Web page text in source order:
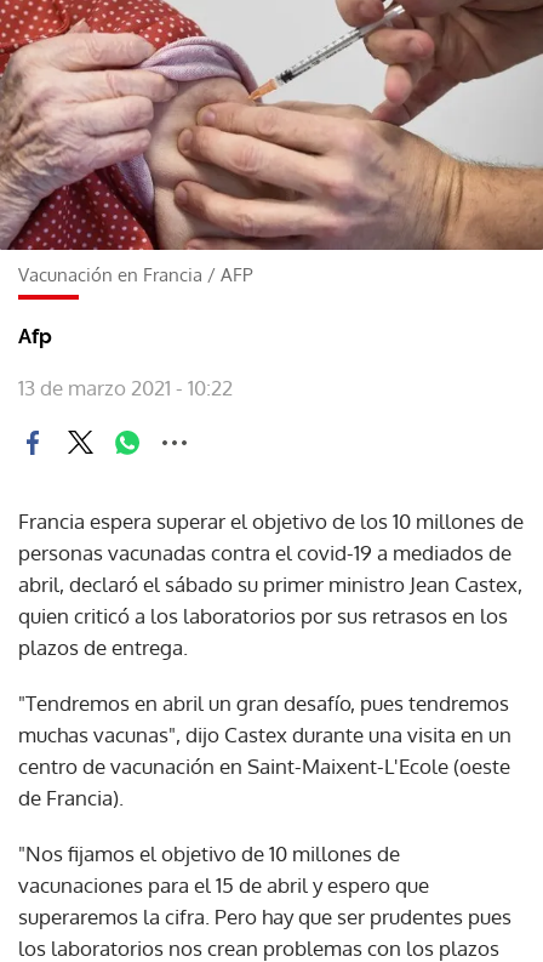
Vacunación en Francia / AFP
Afp
13 de marzo 2021 - 10:22
Francia espera superar el objetivo de los 10 millones de
personas vacunadas contra el covid-19 a mediados de
abril, declaró el sábado su primer ministro Jean Castex,
quien criticó a los laboratorios por sus retrasos en los
plazos de entrega.
"Tendremos en abril un gran desafío, pues tendremos
muchas vacunas", dijo Castex durante una visita en un
centro de vacunación en Saint-Maixent-L'Ecole (oeste
de Francia).
"Nos fijamos el objetivo de 10 millones de
vacunaciones para el 15 de abril y espero que
superaremos la cifra. Pero hay que ser prudentes pues
los laboratorios nos crean problemas con los plazos